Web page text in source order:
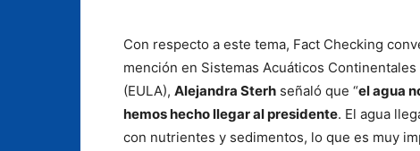
Con respecto a este tema, Fact Checking
mención en Sistemas Acuáticos
(EULA), Alejandra Sterh señaló que “el agua
hemos hecho llegar al presidente. El agua
con nutrientes y sedimentos, lo que es muy